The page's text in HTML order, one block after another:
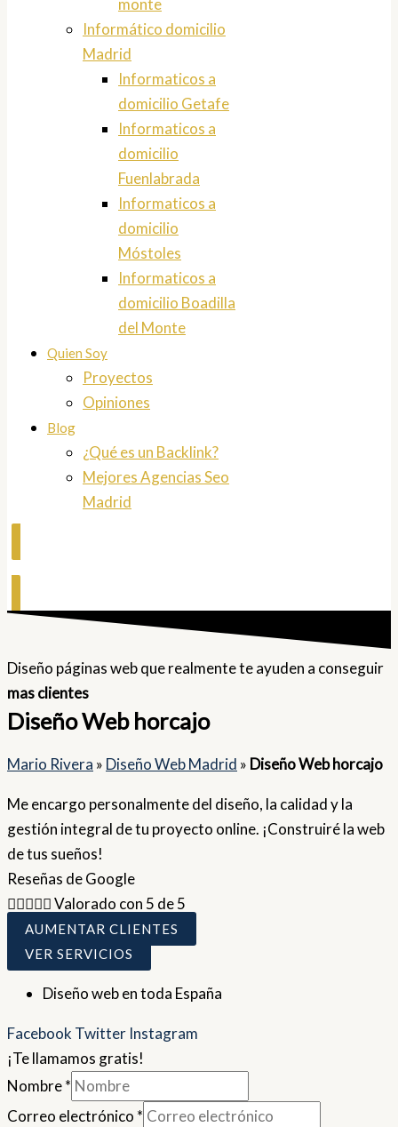
monte
Informático domicilio
Madrid
Informaticos a
domicilio Getafe
Informaticos a
domicilio
Fuenlabrada
Informaticos a
domicilio
Móstoles
Informaticos a
domicilio Boadilla
del Monte
Quien Soy
Proyectos
Opiniones
Blog
¿Qué es un Backlink?
Mejores Agencias Seo
Madrid
Diseño páginas web que realmente te ayuden a conseguir
mas clientes
Diseño Web horcajo
Mario Rivera » Diseño Web Madrid » Diseño Web horcajo
Me encargo personalmente del diseño, la calidad y la
gestión integral de tu proyecto online. ¡Construiré la web
de tus sueños!
Reseñas de Google
Valorado con 5 de 5
AUMENTAR CLIENTES
VER SERVICIOS
Diseño web en toda España
Facebook Twitter Instagram
¡Te llamamos gratis!
Nombre*
Correo electrónico *